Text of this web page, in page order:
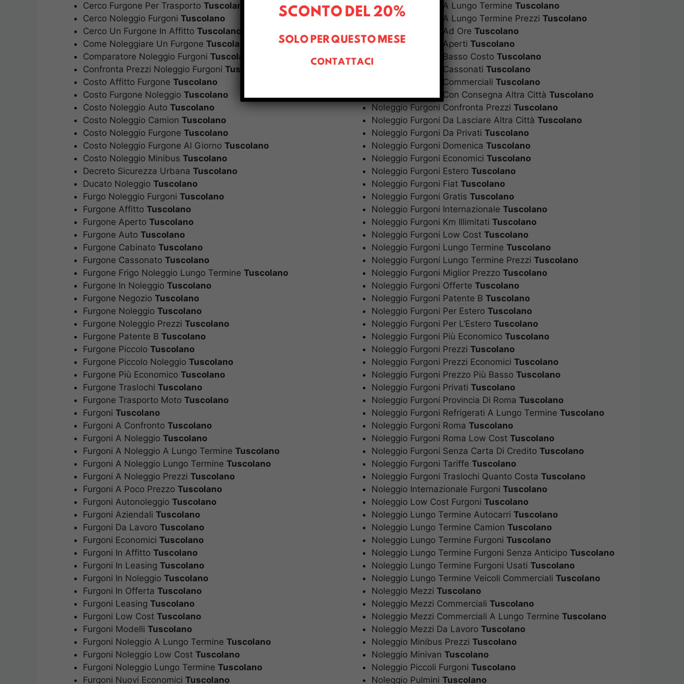
Cerco Furgone Per Trasporto Tuscolano
Cerco Noleggio Furgoni Tuscolano
Cerco Un Furgone In Affitto Tuscolano
Come Noleggiare Un Furgone Tuscolano
Comparatore Noleggio Furgoni Tuscolano
Confronta Prezzi Noleggio Furgoni Tuscolano
Costo Affitto Furgone Tuscolano
Costo Furgone Noleggio Tuscolano
Costo Noleggio Auto Tuscolano
Costo Noleggio Camion Tuscolano
Costo Noleggio Furgone Tuscolano
Costo Noleggio Furgone Al Giorno Tuscolano
Costo Noleggio Minibus Tuscolano
Decreto Sicurezza Urbana Tuscolano
Ducato Noleggio Tuscolano
Furgo Noleggio Furgoni Tuscolano
Furgone Affitto Tuscolano
Furgone Aperto Tuscolano
Furgone Auto Tuscolano
Furgone Cabinato Tuscolano
Furgone Cassonato Tuscolano
Furgone Frigo Noleggio Lungo Termine Tuscolano
Furgone In Noleggio Tuscolano
Furgone Negozio Tuscolano
Furgone Noleggio Tuscolano
Furgone Noleggio Prezzi Tuscolano
Furgone Patente B Tuscolano
Furgone Piccolo Tuscolano
Furgone Piccolo Noleggio Tuscolano
Furgone Più Economico Tuscolano
Furgone Traslochi Tuscolano
Furgone Trasporto Moto Tuscolano
Furgoni Tuscolano
Furgoni A Confronto Tuscolano
Furgoni A Noleggio Tuscolano
Furgoni A Noleggio A Lungo Termine Tuscolano
Furgoni A Noleggio Lungo Termine Tuscolano
Furgoni A Noleggio Prezzi Tuscolano
Furgoni A Poco Prezzo Tuscolano
Furgoni Autonoleggio Tuscolano
Furgoni Aziendali Tuscolano
Furgoni Da Lavoro Tuscolano
Furgoni Economici Tuscolano
Furgoni In Affitto Tuscolano
Furgoni In Leasing Tuscolano
Furgoni In Noleggio Tuscolano
Furgoni In Offerta Tuscolano
Furgoni Leasing Tuscolano
Furgoni Low Cost Tuscolano
Furgoni Modelli Tuscolano
Furgoni Noleggio A Lungo Termine Tuscolano
Furgoni Noleggio Low Cost Tuscolano
Furgoni Noleggio Lungo Termine Tuscolano
Furgoni Nuovi Economici Tuscolano
Noleggio Furgoni A Lungo Termine Tuscolano
Noleggio Furgoni A Lungo Termine Prezzi Tuscolano
Noleggio Furgoni Ad Ore Tuscolano
Noleggio Furgoni Aperti Tuscolano
Noleggio Furgoni Basso Costo Tuscolano
Noleggio Furgoni Cassonati Tuscolano
Noleggio Furgoni Commerciali Tuscolano
Noleggio Furgoni Con Consegna Altra Città Tuscolano
Noleggio Furgoni Confronta Prezzi Tuscolano
Noleggio Furgoni Da Lasciare Altra Città Tuscolano
Noleggio Furgoni Da Privati Tuscolano
Noleggio Furgoni Domenica Tuscolano
Noleggio Furgoni Economici Tuscolano
Noleggio Furgoni Estero Tuscolano
Noleggio Furgoni Fiat Tuscolano
Noleggio Furgoni Gratis Tuscolano
Noleggio Furgoni Internazionale Tuscolano
Noleggio Furgoni Km Illimitati Tuscolano
Noleggio Furgoni Low Cost Tuscolano
Noleggio Furgoni Lungo Termine Tuscolano
Noleggio Furgoni Lungo Termine Prezzi Tuscolano
Noleggio Furgoni Miglior Prezzo Tuscolano
Noleggio Furgoni Offerte Tuscolano
Noleggio Furgoni Patente B Tuscolano
Noleggio Furgoni Per Estero Tuscolano
Noleggio Furgoni Per L’Estero Tuscolano
Noleggio Furgoni Più Economico Tuscolano
Noleggio Furgoni Prezzi Tuscolano
Noleggio Furgoni Prezzi Economici Tuscolano
Noleggio Furgoni Prezzo Più Basso Tuscolano
Noleggio Furgoni Privati Tuscolano
Noleggio Furgoni Provincia Di Roma Tuscolano
Noleggio Furgoni Refrigerati A Lungo Termine Tuscolano
Noleggio Furgoni Roma Tuscolano
Noleggio Furgoni Roma Low Cost Tuscolano
Noleggio Furgoni Senza Carta Di Credito Tuscolano
Noleggio Furgoni Tariffe Tuscolano
Noleggio Furgoni Traslochi Quanto Costa Tuscolano
Noleggio Internazionale Furgoni Tuscolano
Noleggio Low Cost Furgoni Tuscolano
Noleggio Lungo Termine Autocarri Tuscolano
Noleggio Lungo Termine Camion Tuscolano
Noleggio Lungo Termine Furgoni Tuscolano
Noleggio Lungo Termine Furgoni Senza Anticipo Tuscolano
Noleggio Lungo Termine Furgoni Usati Tuscolano
Noleggio Lungo Termine Veicoli Commerciali Tuscolano
Noleggio Mezzi Tuscolano
Noleggio Mezzi Commerciali Tuscolano
Noleggio Mezzi Commerciali A Lungo Termine Tuscolano
Noleggio Mezzi Da Lavoro Tuscolano
Noleggio Minibus Prezzi Tuscolano
Noleggio Minivan Tuscolano
Noleggio Piccoli Furgoni Tuscolano
Noleggio Pulmini Tuscolano